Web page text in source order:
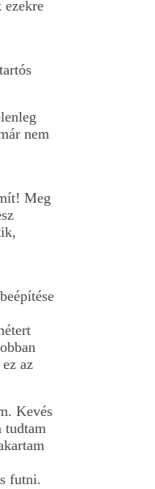
ezekre
nem
Meg
az
Kevés
tudtam
futni.